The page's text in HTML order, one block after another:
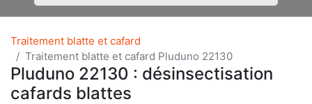
Traitement blatte et cafard
Traitement blatte et cafard Pluduno 22130
Pluduno 22130 : désinsectisation
cafards blattes